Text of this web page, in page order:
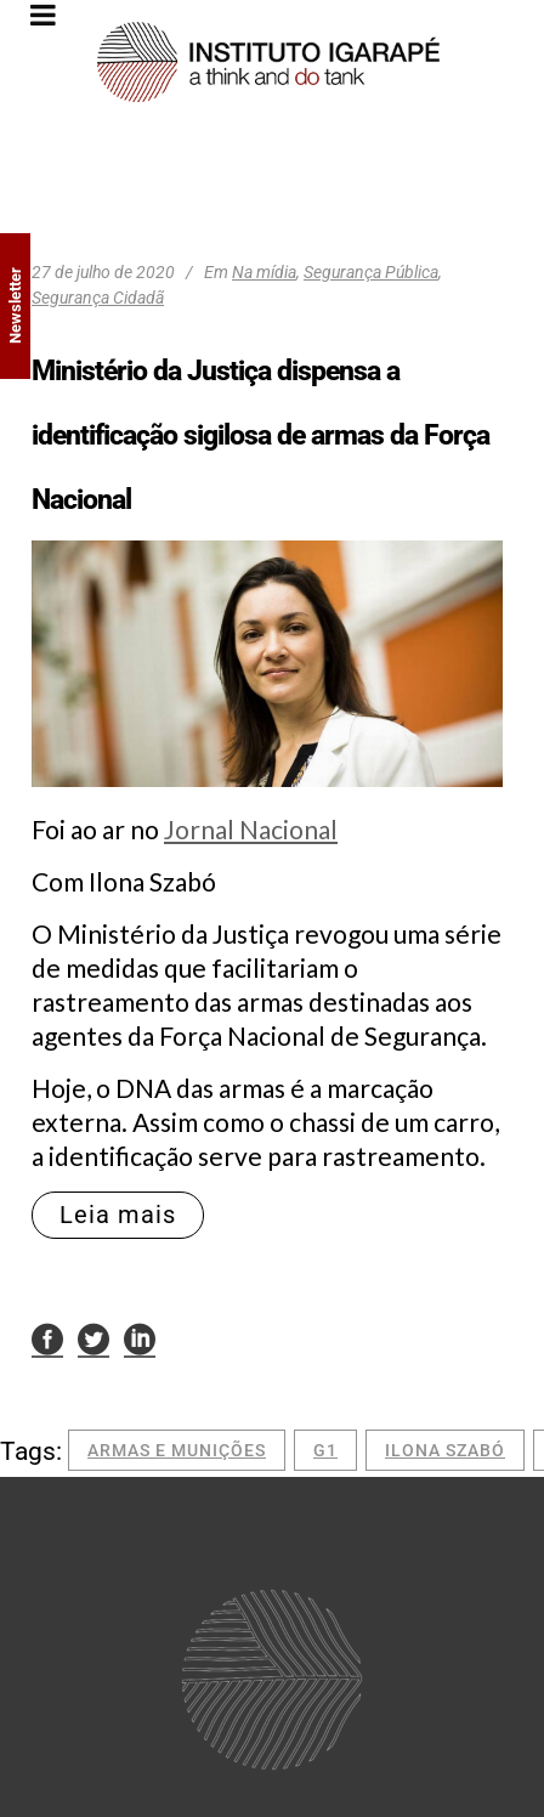
27 de julho de 2020 Em Na mídia, Segurança Pública,
Segurança Cidadã
Ministério da Justiça dispensa a
identificação sigilosa de armas da Força
Nacional
Foi ao ar no Jornal Nacional
Com Ilona Szabó
O Ministério da Justiça revogou uma série
de medidas que facilitariam o
rastreamento das armas destinadas aos
agentes da Força Nacional de Segurança.
Hoje, o DNA das armas é a marcação
externa. Assim como o chassi de um carro,
a identificação serve para rastreamento.
Leia mais
Tags: ARMAS E MUNIÇÕES G1 ILONA SZABÓ
Newsletter